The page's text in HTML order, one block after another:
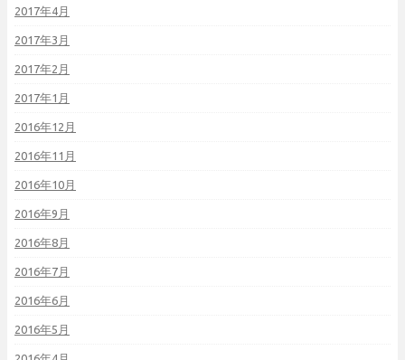
2017年4月
2017年3月
2017年2月
2017年1月
2016年12月
2016年11月
2016年10月
2016年9月
2016年8月
2016年7月
2016年6月
2016年5月